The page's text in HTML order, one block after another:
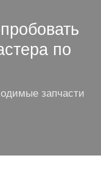
по
запчасти